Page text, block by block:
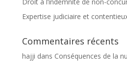
Expertise judiciaire et
Commentaires récents
hajji dans Conséquences de la